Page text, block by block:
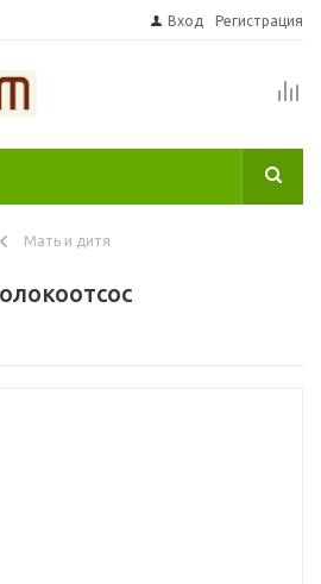
Вход Регистрация
Мать и дитя